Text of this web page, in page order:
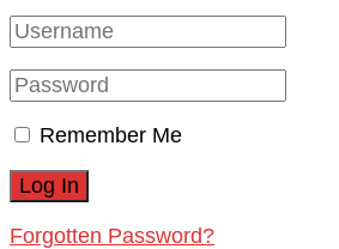
Remember Me
Forgotten Password?